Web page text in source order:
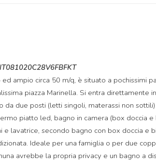
ampio circa 50 m/q, è situato a pochissimi
piazza Marinella. Si entra direttamente
da due posti (letti singoli, materassi non
piatto led, bagno in camera (box doccia
e lavatrice, secondo bagno con box doccia e
Ideale per una famiglia o per due
avrebbe la propria privacy e un bagno a